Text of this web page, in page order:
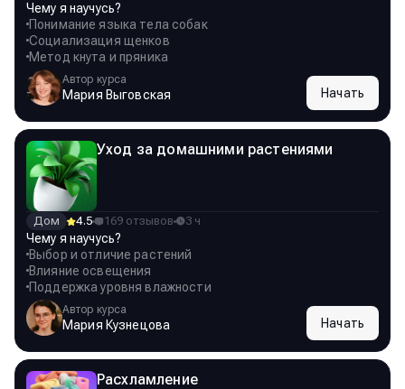
Чему я научусь?
Понимание языка тела собак
Социализация щенков
Метод кнута и пряника
Автор курса
Мария Выговская Начать
Уход за домашними растениями
Дом 4.5 169 отзывов 3 ч
Чему я научусь?
Выбор и отличие растений
Влияние освещения
Поддержка уровня влажности
Автор курса
Мария Кузнецова Начать
Расхламление